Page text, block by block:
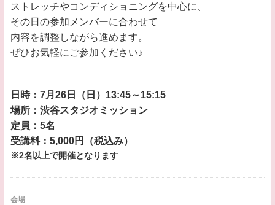
ストレッチやコンディショニングを中心に、
その日の参加メンバーに合わせて
内容を調整しながら進めます。
ぜひお気軽にご参加ください♪
日時：7月26日（日）13:45～15:15
場所：渋谷スタジオミッション
定員：5名
受講料：5,000円（税込み）
※2名以上で開催となります
会場